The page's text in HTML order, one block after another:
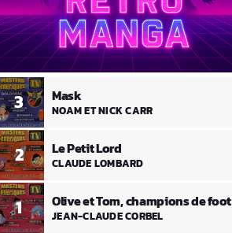
1 Olive et Tom, champions de foot
JEAN-CLAUDE CORBEL
2 Le Petit Lord
CLAUDE LOMBARD
3 Mask
NOAM ET NICK CARR